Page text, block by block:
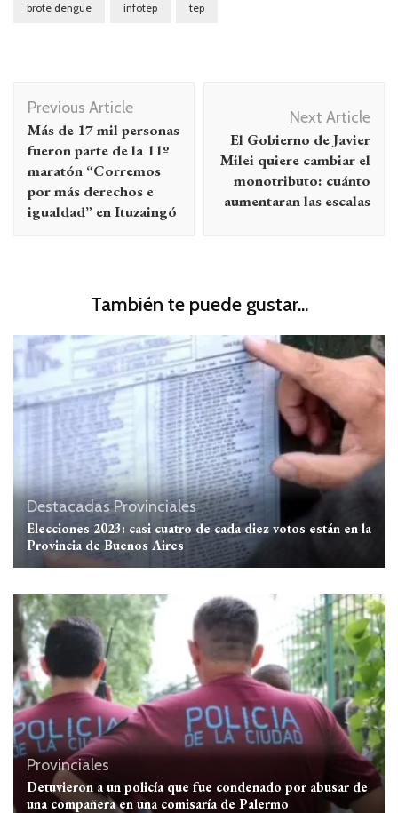
brote dengue infotep tep
Navegación
de
entradas
Previous Article
Más de 17 mil personas
fueron parte de la 11º
maratón “Corremos
por más derechos e
igualdad” en Ituzaingó
Next Article
El Gobierno de Javier
Milei quiere cambiar el
monotributo: cuánto
aumentaran las escalas
También te puede gustar...
Destacadas Provinciales
Elecciones 2023: casi cuatro de cada diez votos están en la
Provincia de Buenos Aires
Provinciales
Detuvieron a un policía que fue condenado por abusar de
una compañera en una comisaría de Palermo